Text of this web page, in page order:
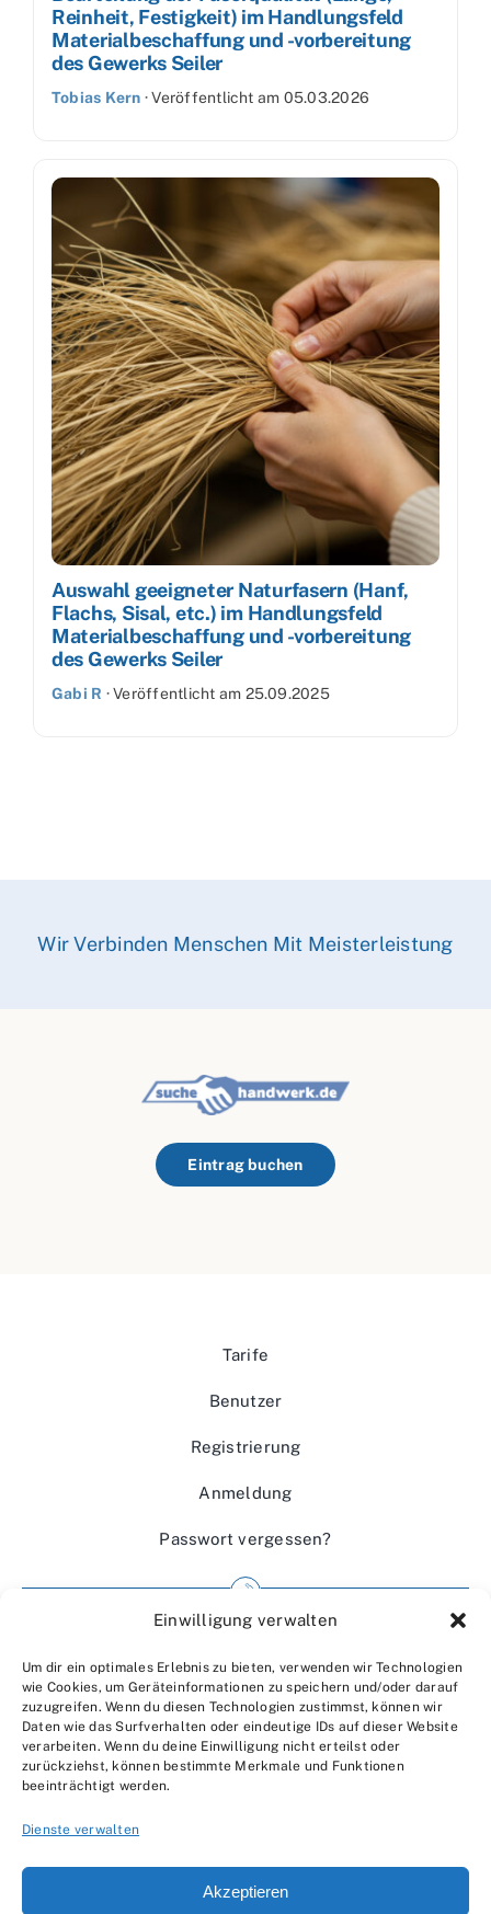
Einwilligung verwalten
Um dir ein optimales Erlebnis zu bieten, verwenden wir Technologien
wie Cookies, um Geräteinformationen zu speichern und/oder darauf
zuzugreifen. Wenn du diesen Technologien zustimmst, können wir
Daten wie das Surfverhalten oder eindeutige IDs auf dieser Website
verarbeiten. Wenn du deine Einwilligung nicht erteilst oder
zurückziehst, können bestimmte Merkmale und Funktionen
beeinträchtigt werden.
Dienste verwalten
Akzeptieren
Reinheit, Festigkeit) im Handlungsfeld
Materialbeschaffung und -vorbereitung
des Gewerks Seiler
Tobias Kern ·Veröffentlicht am 05.03.2026
Auswahl geeigneter Naturfasern (Hanf,
Flachs, Sisal, etc.) im Handlungsfeld
Materialbeschaffung und -vorbereitung
des Gewerks Seiler
Gabi R ·Veröffentlicht am 25.09.2025
Wir Verbinden Menschen Mit Meisterleistung
Eintrag buchen
Tarife
Benutzer
Registrierung
Anmeldung
Passwort vergessen?
Wir über uns
Kontakt
Datenschutzerklärung